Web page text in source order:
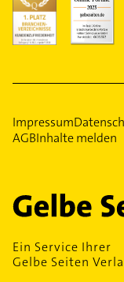
Impressum
AGBInhalte melden
Ein Service Ihrer
Gelbe Seiten